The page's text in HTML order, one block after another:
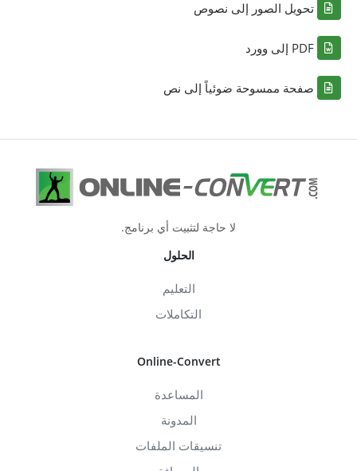
تحويل الصور إلى نصوص
PDF إلى وورد
صفحة ممسوحة ضوئياً إلى نص
لا حاجة لتثبيت أي برنامج.
الحلول
التعليم
التكاملات
Online-Convert
المساعدة
المدونة
تنسيقات الملفات